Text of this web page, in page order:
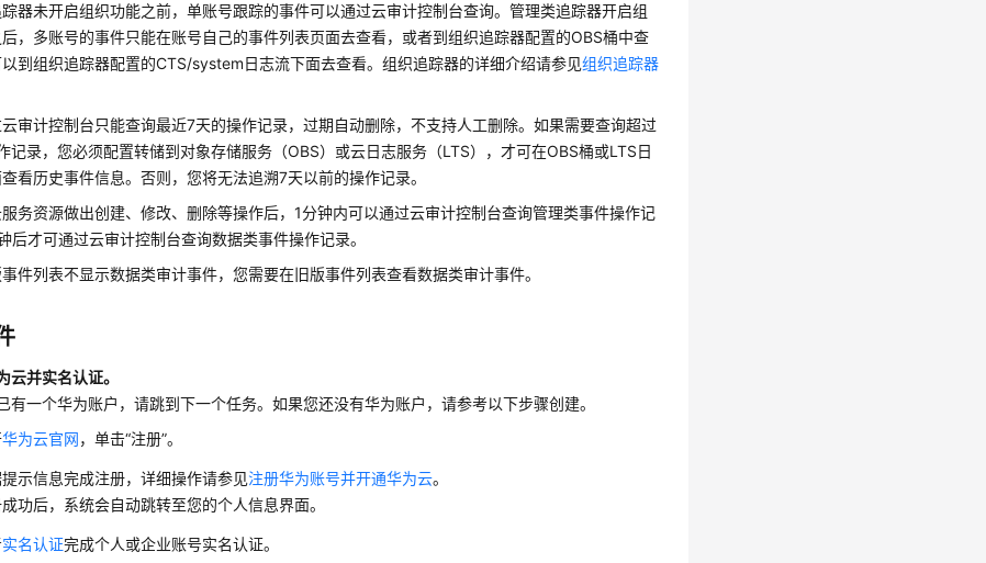
器未开启组织功能之前，单账号跟踪的事件可以通过云审计控制台查询。管理类追踪器开启组
，多账号的事件只能在账号自己的事件列表页面去查看，或者到组织追踪器配置的OBS桶中查
到组织追踪器配置的CTS/system日志流下面去查看。组织追踪器的详细介绍请参见组织追踪器
审计控制台只能查询最近7天的操作记录，过期自动删除，不支持人工删除。如果需要查询超过
记录，您必须配置转储到对象存储服务（OBS）或云日志服务（LTS），才可在OBS桶或LTS日
看历史事件信息。否则，您将无法追溯7天以前的操作记录。
务资源做出创建、修改、删除等操作后，1分钟内可以通过云审计控制台查询管理类事件操作记
后才可通过云审计控制台查询数据类事件操作记录。
件列表不显示数据类审计事件，您需要在旧版事件列表查看数据类审计事件。
云并实名认证。
有一个华为账户，请跳到下一个任务。如果您还没有华为账户，请参考以下步骤创建。
华为云官网，单击“注册”。
示信息完成注册，详细操作请参见注册华为账号并开通华为云。
功后，系统会自动跳转至您的个人信息界面。
实名认证完成个人或企业账号实名认证。